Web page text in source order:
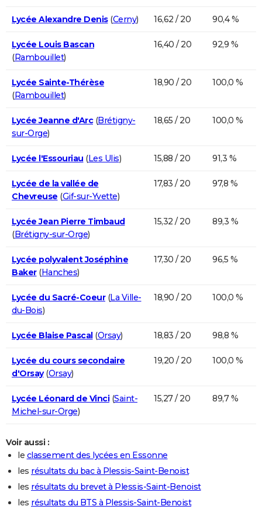
Lycée Alexandre Denis(Cerny) 16,62 / 20 90,4 %
Lycée Louis Bascan
(Rambouillet)
16,40 / 20 92,9 %
Lycée Sainte-Thérèse
(Rambouillet)
18,90 / 20 100,0 %
Lycée Jeanne d'Arc(Brétigny-
sur-Orge)
18,65 / 20 100,0 %
Lycée l'Essouriau (Les Ulis) 15,88 / 20 91,3 %
Lycée de la vallée de
Chevreuse (Gif-sur-Yvette)
17,83 / 20 97,8 %
Lycée Jean Pierre Timbaud
(Brétigny-sur-Orge)
15,32 / 20 89,3 %
Lycée polyvalent Joséphine
Baker(Hanches)
17,30 / 20 96,5 %
Lycée du Sacré-Coeur(La Ville-
du-Bois)
18,90 / 20 100,0 %
Lycée Blaise Pascal(Orsay) 18,83 / 20 98,8 %
Lycée du cours secondaire
d'Orsay(Orsay)
19,20 / 20 100,0 %
Lycée Léonard de Vinci(Saint-
Michel-sur-Orge)
15,27 / 20 89,7 %
Voir aussi :
le classement des lycées en Essonne
les résultats du bac à Plessis-Saint-Benoist
les résultats du brevet à Plessis-Saint-Benoist
les résultats du BTS à Plessis-Saint-Benoist